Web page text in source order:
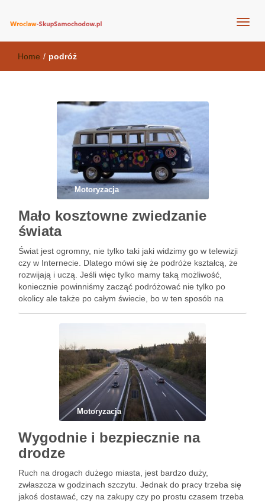
wroclaw-skupsamochodow.pl
Home / podróż
Motoryzacja
Mało kosztowne zwiedzanie
świata
Świat jest ogromny, nie tylko taki jaki widzimy go w telewizji
czy w Internecie. Dlatego mówi się że podróże kształcą, że
rozwijają i uczą. Jeśli więc tylko mamy taką możliwość,
koniecznie powinniśmy zacząć podróżować nie tylko po
okolicy ale także po całym świecie, bo w ten sposób na
Motoryzacja
Wygodnie i bezpiecznie na
drodze
Ruch na drogach dużego miasta, jest bardzo duży,
zwłaszcza w godzinach szczytu. Jednak do pracy trzeba się
jakoś dostawać, czy na zakupy czy po prostu czasem trzeba